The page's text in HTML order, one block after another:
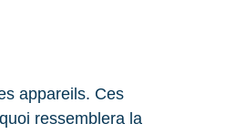
appareils. Ces
ressemblera la